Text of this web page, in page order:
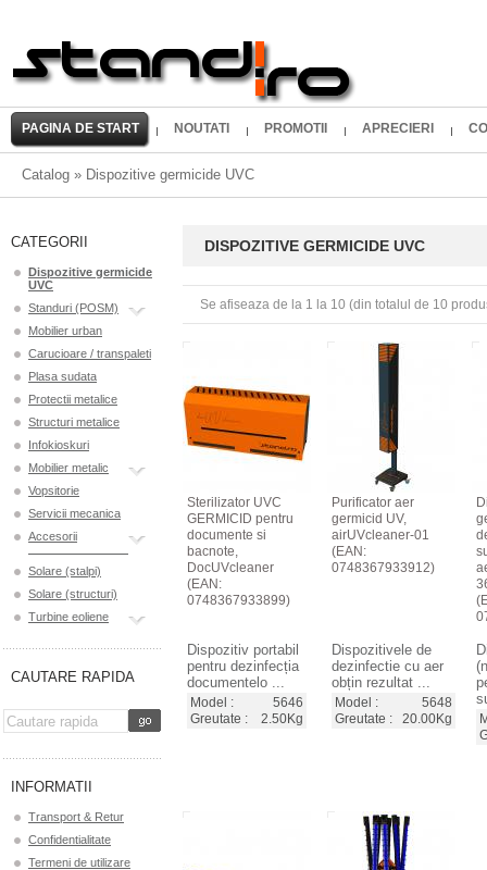
PAGINA DE START NOUTATI PROMOTII APRECIERI
Catalog » Dispozitive germicide UVC
DISPOZITIVE GERMICIDE UVC
Se afiseaza de la 1 la 10 (din totalul de 10
Sterilizator UVC
GERMICID pentru
documente si
bacnote,
DocUVcleaner
(EAN:
0748367933899)
Dispozitiv portabil
pentru dezinfecția
documentelo ...
Model :
5646
Greutate :
2.50Kg
Purificator aer
germicid UV,
airUVcleaner-01
(EAN:
0748367933912)
Dispozitivele de
dezinfectie cu aer
obțin rezultat ...
Model :
5648
Greutate :
20.00Kg
CATEGORII
Dispozitive germicide
UVC
Standuri (POSM)
Mobilier urban
Carucioare / transpaleti
Plasa sudata
Protectii metalice
Structuri metalice
Infokioskuri
Mobilier metalic
Vopsitorie
Servicii mecanica
Accesorii
Solare (stalpi)
Solare (structuri)
Turbine eoliene
CAUTARE RAPIDA
INFORMATII
Transport & Retur
Confidentialitate
Termeni de utilizare